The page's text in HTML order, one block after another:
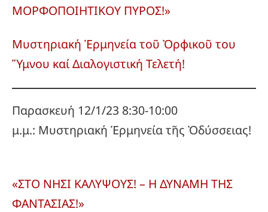
ΜΟΡΦΟΠΟΙΗΤΙΚΟΥ ΠΥΡΟΣ!»
Μυστηριακή Ἑρμηνεία τοῦ Ὀρφικοῦ του
Ὕμνου καί Διαλογιστική Τελετή!
Παρασκευή 12/1/23 8:30-10:00
μ.μ.: Μυστηριακή Ἑρμηνεία τῆς Ὀδύσσειας!
«ΣΤΟ ΝΗΣΙ ΚΑΛΥΨΟΥΣ! – Η ΔΥΝΑΜΗ ΤΗΣ
ΦΑΝΤΑΣΙΑΣ!»